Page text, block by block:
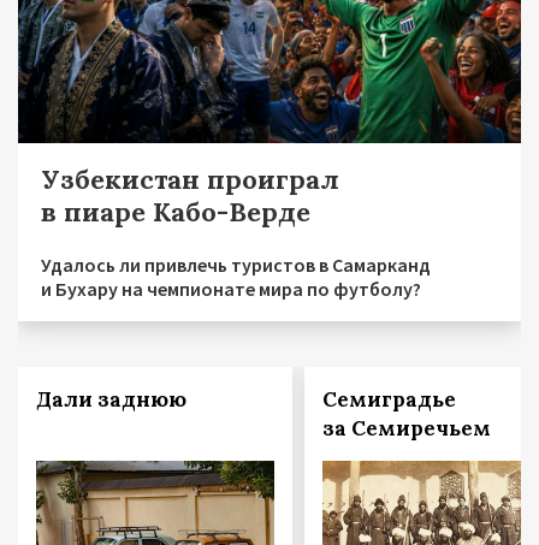
Узбекистан проиграл
в пиаре Кабо-Верде
Удалось ли привлечь туристов в Самарканд
и Бухару на чемпионате мира по футболу?
Дали заднюю
Семиградье
за Семиречьем